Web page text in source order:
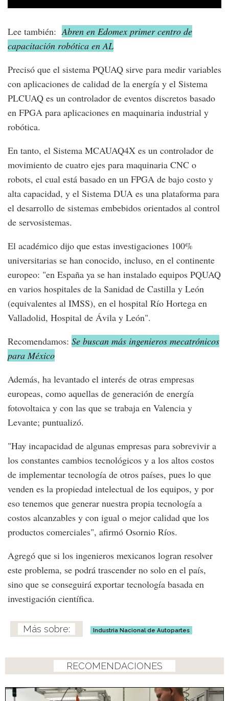
Lee también: Abren en Edomex primer centro de
capacitación robótica en AL
Precisó que el sistema PQUAQ sirve para medir variables
con aplicaciones de calidad de la energía y el Sistema
PLCUAQ es un controlador de eventos discretos basado
en FPGA para aplicaciones en maquinaria industrial y
robótica.
En tanto, el Sistema MCAUAQ4X es un controlador de
movimiento de cuatro ejes para maquinaria CNC o
robots, el cual está basado en un FPGA de bajo costo y
alta capacidad, y el Sistema DUA es una plataforma para
el desarrollo de sistemas embebidos orientados al control
de servosistemas.
El académico dijo que estas investigaciones 100%
universitarias se han conocido, incluso, en el continente
europeo: "en España ya se han instalado equipos PQUAQ
en varios hospitales de la Sanidad de Castilla y León
(equivalentes al IMSS), en el hospital Río Hortega en
Valladolid, Hospital de Ávila y León".
Recomendamos: Se buscan más ingenieros mecatrónicos
para México
Además, ha levantado el interés de otras empresas
europeas, como aquellas de generación de energía
fotovoltaica y con las que se trabaja en Valencia y
Levante; puntualizó.
"Hay incapacidad de algunas empresas para sobrevivir a
los constantes cambios tecnológicos y a los altos costos
de implementar tecnología de otros países, pues lo que
venden es la propiedad intelectual de los equipos, y por
eso tenemos que generar nuestra propia tecnología a
costos alcanzables y con igual o mejor calidad que los
productos comerciales", afirmó Osornio Ríos.
Agregó que si los ingenieros mexicanos logran resolver
este problema, se podrá trascender no solo en el país,
sino que se conseguirá exportar tecnología basada en
investigación científica.
Industria Nacional de Autopartes
RECOMENDACIONES